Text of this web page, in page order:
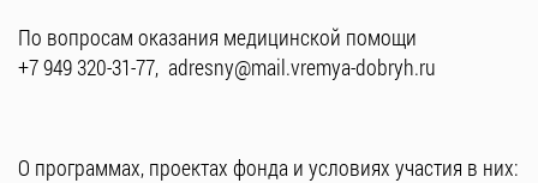
По вопросам оказания медицинской помощи
+7 949 320-31-77, adresny@mail.vremya-dobryh.ru
О программах, проектах фонда и условиях участия в них: